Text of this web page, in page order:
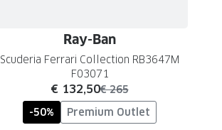
Ray-Ban
Scuderia Ferrari Collection RB3647M
F03071
nu:
€ 132,50was:
€ 265
-50%
Premium Outlet